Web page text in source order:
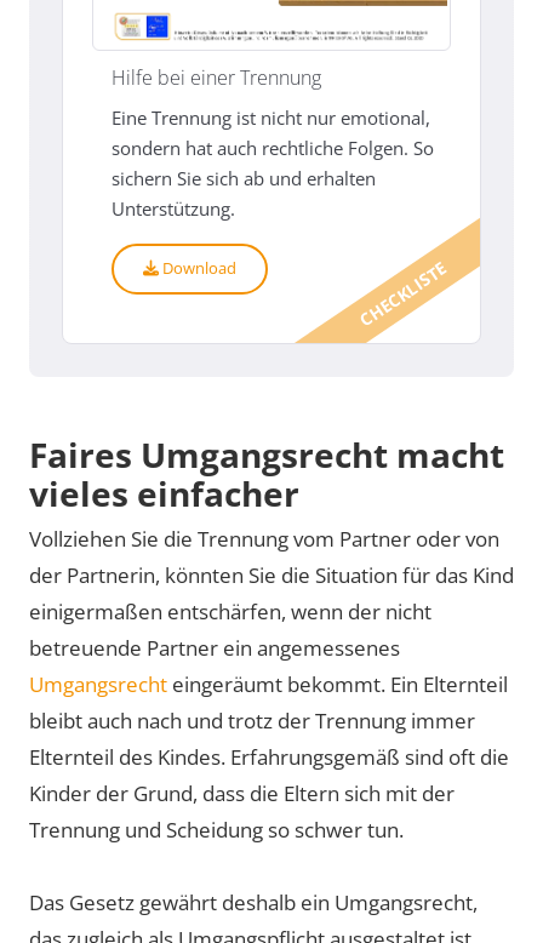
CHECKLISTE
Hilfe bei einer Trennung
Eine Trennung ist nicht nur emotional,
sondern hat auch rechtliche Folgen. So
sichern Sie sich ab und erhalten
Unterstützung.
Download
Faires Umgangsrecht macht
vieles einfacher
Vollziehen Sie die Trennung vom Partner oder von
der Partnerin, könnten Sie die Situation für das Kind
einigermaßen entschärfen, wenn der nicht
betreuende Partner ein angemessenes
Umgangsrecht eingeräumt bekommt. Ein Elternteil
bleibt auch nach und trotz der Trennung immer
Elternteil des Kindes. Erfahrungsgemäß sind oft die
Kinder der Grund, dass die Eltern sich mit der
Trennung und Scheidung so schwer tun.
Das Gesetz gewährt deshalb ein Umgangsrecht,